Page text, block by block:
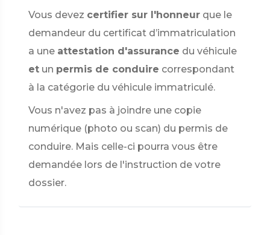
Vous devez certifier sur l'honneur que le
demandeur du certificat d’immatriculation
a une attestation d'assurance du véhicule
et un permis de conduire correspondant
à la catégorie du véhicule immatriculé.
Vous n'avez pas à joindre une copie
numérique (photo ou scan) du permis de
conduire. Mais celle-ci pourra vous être
demandée lors de l'instruction de votre
dossier.